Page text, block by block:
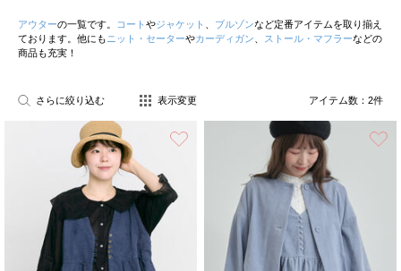
アウターの一覧です。 コート やジャケット ブルゾンなど定番アイテムを取り揃え
ております。他にも ニット・セーターやカーディガン ストール・マフラーなどの
商品も充実！
さらに絞り込む 表示変更 アイテム数： 2件